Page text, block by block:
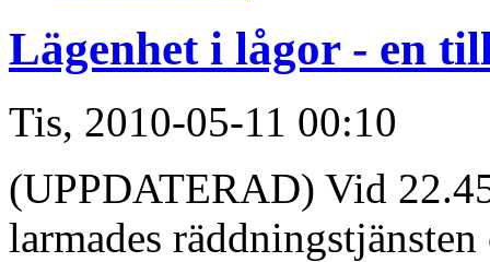
Lägenhet i lågor - en
Tis, 2010-05-11 00:10
(UPPDATERAD) Vid
larmades